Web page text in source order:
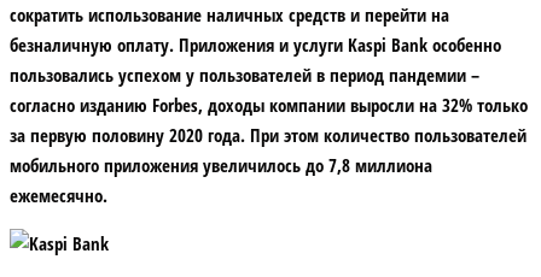
сократить использование наличных средств и перейти на
безналичную оплату. Приложения и услуги Kaspi Bank особенно
пользовались успехом у пользователей в период пандемии –
согласно изданию Forbes, доходы компании выросли на 32% только
за первую половину 2020 года. При этом количество пользователей
мобильного приложения увеличилось до 7,8 миллиона
ежемесячно.